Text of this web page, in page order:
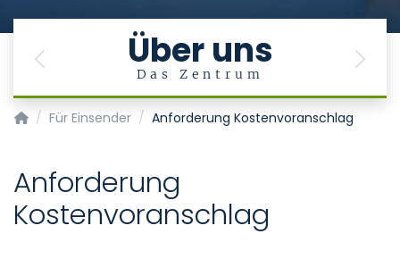
Über uns
Das Zentrum
Previous Next
Zentrum für Humangenetik und Genommedizin
Für Einsender Anforderung Kostenvoranschlag
Anforderung
Kostenvoranschlag